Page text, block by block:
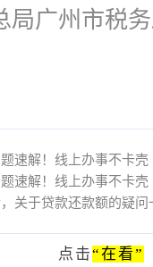
局广州市税
速解！线上办事不卡壳
速解！线上办事不卡壳
关于贷款还款额的疑问
点击“在看”